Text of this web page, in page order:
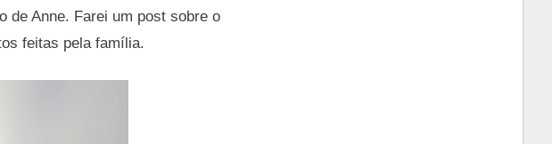
de Anne. Farei um post sobre o
feitas pela família.